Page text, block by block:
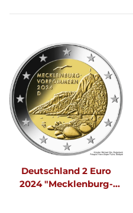
Deutschland 2 Euro
2024 "Mecklenburg-